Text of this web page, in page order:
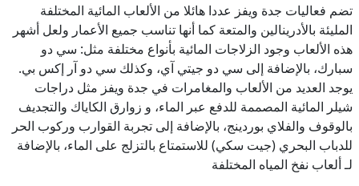
تضم فعاليات جدة ويفز عددا هائلا من الألعاب المائية المختلفة
المليئة بالأدرينالين والمتعة كما أنها تناسب جميع الأعمار ولعل أشهر
هذه الألعاب وجود الزلاجات المائية بأنواع مختلفة مثل: سي دو
سبارك، بالإضافة إلى سي دو جيتي آي، وكذلك سي دو آر إكس بي.
يوجد العديد من الألعاب والمغامرات في جدة ويفز مثل دراجات
شيلر المائية المصممة للدفع عبر الماء، و زوارق الكاياك والتجديف
بالوقوف والفلاي بوردينج، بالإضافة إلى تجربة القوارب وركوب الحر
للدباب البحري (جيت سكي) للاستمتاع بالتزلج على الماء، بالإضافة
لـ ألعاب نفخ المياه المختلفة